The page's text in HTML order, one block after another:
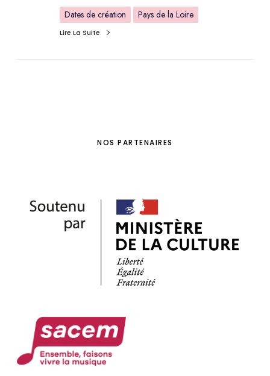
Dates de création Pays de la Loire
Lire La Suite
NOS PARTENAIRES